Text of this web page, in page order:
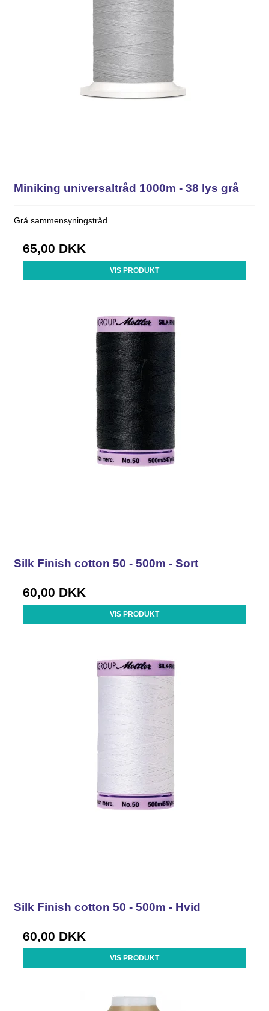
Miniking universaltråd 1000m - 38 lys grå
Grå sammensyningstråd
65,00 DKK
VIS PRODUKT
Silk Finish cotton 50 - 500m - Sort
60,00 DKK
VIS PRODUKT
Silk Finish cotton 50 - 500m - Hvid
60,00 DKK
VIS PRODUKT